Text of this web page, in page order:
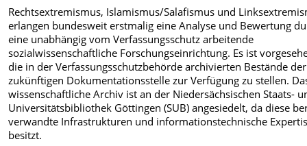
Rechtsextremismus, Islamismus/Salafismus und
erlangen bundesweit erstmalig eine Analyse und Bewertung
eine unabhängig vom Verfassungsschutz arbeitende
sozialwissenschaftliche Forschungseinrichtung. Es ist
die in der Verfassungsschutzbehörde archivierten Bestände der
zukünftigen Dokumentationsstelle zur Verfügung zu stellen.
wissenschaftliche Archiv ist an der Niedersächsischen Staats-
Universitätsbibliothek Göttingen (SUB) angesiedelt, da diese
verwandte Infrastrukturen und informationstechnische
besitzt.